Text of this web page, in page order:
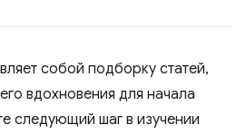
собой подборку статей,
вдохновения для начала
следующий шаг в изучении